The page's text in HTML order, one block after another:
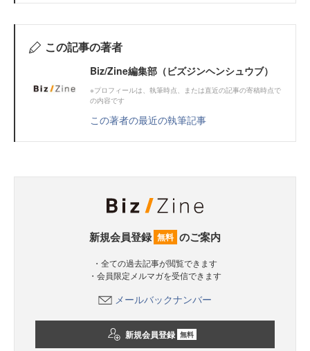
この記事の著者
Biz/Zine編集部（ビズジンヘンシュウブ）
※プロフィールは、執筆時点、または直近の記事の寄稿時点で
の内容です
この著者の最近の執筆記事
新規会員登録 無料 のご案内
・全ての過去記事が閲覧できます
・会員限定メルマガを受信できます
メールバックナンバー
新規会員登録 無料